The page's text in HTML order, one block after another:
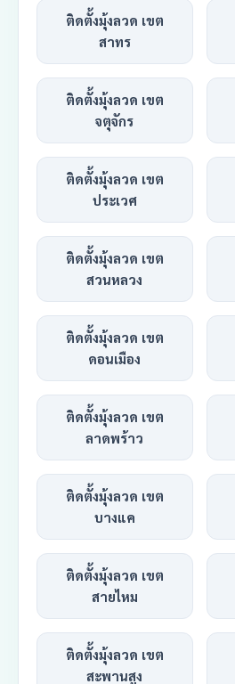
ติดตั้งมุ้งลวด เขต
สาทร
ติดตั้งมุ้งลวด เขต
จตุจักร
ติดตั้งมุ้งลวด เขต
ประเวศ
ติดตั้งมุ้งลวด เขต
สวนหลวง
ติดตั้งมุ้งลวด เขต
ดอนเมือง
ติดตั้งมุ้งลวด เขต
ลาดพร้าว
ติดตั้งมุ้งลวด เขต
บางแค
ติดตั้งมุ้งลวด เขต
สายไหม
ติดตั้งมุ้งลวด เขต
สะพานสูง